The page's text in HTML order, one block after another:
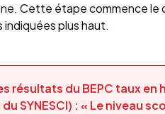
Cette étape commence le
indiquées plus haut.
résultats du BEPC taux en
SYNESCI) : « Le niveau